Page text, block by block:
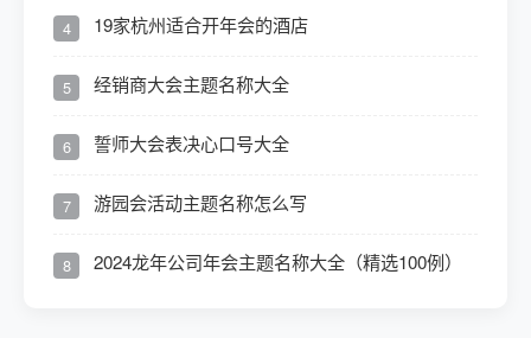
4 19家杭州适合开年会的酒店
5 经销商大会主题名称大全
6 誓师大会表决心口号大全
7 游园会活动主题名称怎么写
8 2024龙年公司年会主题名称大全（精选100例）